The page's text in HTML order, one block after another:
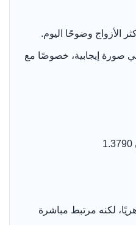
الأزواج وضوحًا اليوم.
فوق 0.7110 يبقيه في صورة إيجابية، خصوصًا مع
لكنه مرتبط مباشرة